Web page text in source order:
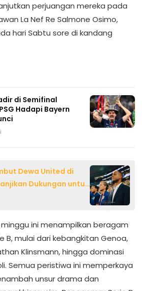
perjuangan mereka pada
La Nef Re Salmone Osimo,
hari Sabtu sore di kandang
di Semifinal
Hadapi Bayern
Dewa United di
Dukungan untuk
ini menampilkan beragam
B, mulai dari kebangkitan Genoa,
Klinsmann, hingga dominasi
Semua peristiwa ini memperkaya
unsur drama dan